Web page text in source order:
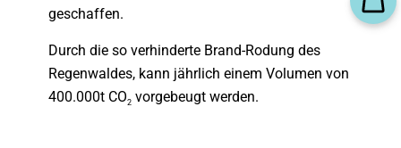
geschaffen.
Durch die so verhinderte Brand-Rodung des
Regenwaldes, kann jährlich einem Volumen von
400.000t CO2 vorgebeugt werden.